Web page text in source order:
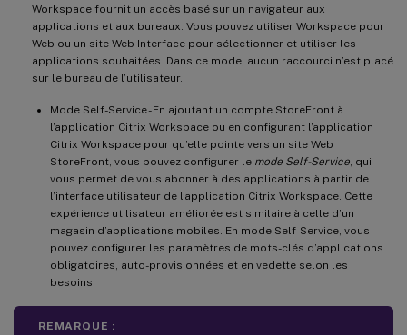
Workspace fournit un accès basé sur un navigateur aux
applications et aux bureaux. Vous pouvez utiliser Workspace pour
Web ou un site Web Interface pour sélectionner et utiliser les
applications souhaitées. Dans ce mode, aucun raccourci n’est placé
sur le bureau de l’utilisateur.
Mode Self-Service - En ajoutant un compte StoreFront à
l’application Citrix Workspace ou en configurant l’application
Citrix Workspace pour qu’elle pointe vers un site Web
StoreFront, vous pouvez configurer le mode Self-Service, qui
vous permet de vous abonner à des applications à partir de
l’interface utilisateur de l’application Citrix Workspace. Cette
expérience utilisateur améliorée est similaire à celle d’un
magasin d’applications mobiles. En mode Self-Service, vous
pouvez configurer les paramètres de mots-clés d’applications
obligatoires, auto-provisionnées et en vedette selon les
besoins.
REMARQUE :